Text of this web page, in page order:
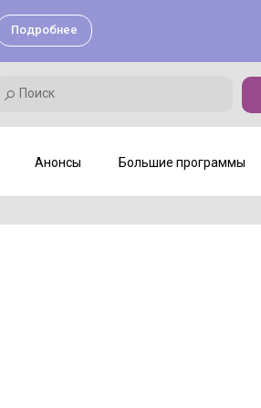
Подробнее
Поиск
Анонсы Большие программы
Поиск